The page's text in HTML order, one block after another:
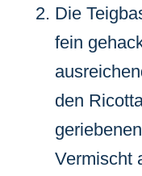
Die
fein
den
Vermischt